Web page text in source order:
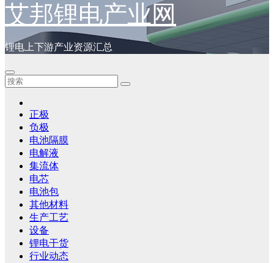
艾邦锂电产业网
锂电上下游产业资源汇总
正极
负极
电池隔膜
电解液
集流体
电芯
电池包
其他材料
生产工艺
设备
锂电干货
行业动态